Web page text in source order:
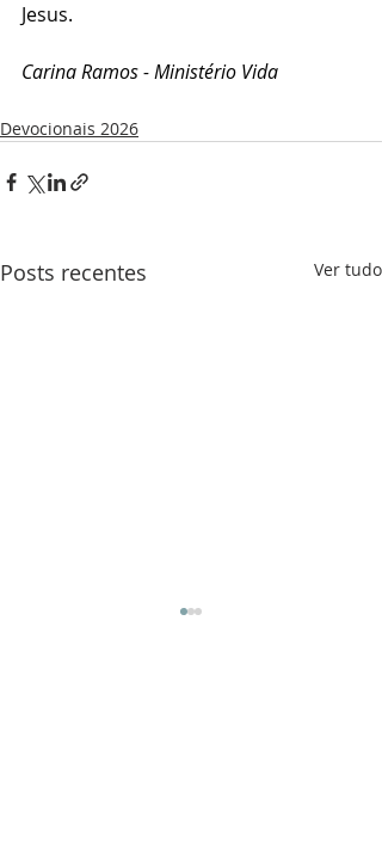
Jesus.
Carina Ramos - Ministério Vida
Devocionais 2026
Posts recentes Ver tudo